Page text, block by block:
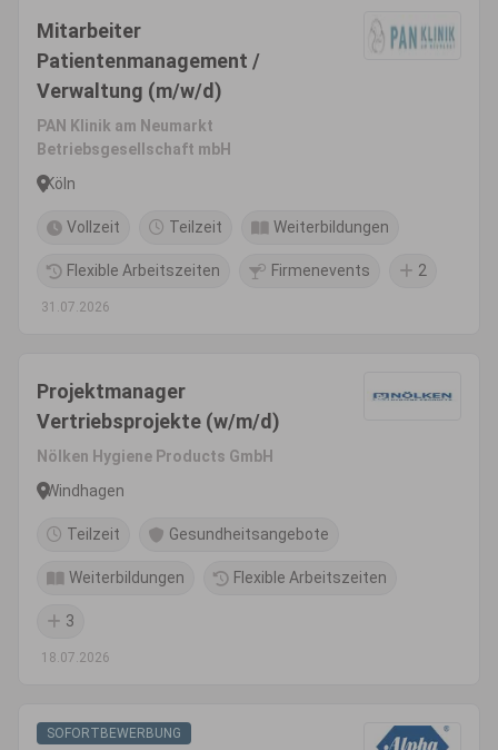
Mitarbeiter
Patientenmanagement /
Verwaltung (m/w/d)
PAN Klinik am Neumarkt
Betriebsgesellschaft mbH
Köln
Vollzeit Teilzeit Weiterbildungen
Flexible Arbeitszeiten Firmenevents 2
31.07.2026
Projektmanager
Vertriebsprojekte (w/m/d)
Nölken Hygiene Products GmbH
Windhagen
Teilzeit Gesundheitsangebote
Weiterbildungen Flexible Arbeitszeiten
3
18.07.2026
SOFORTBEWERBUNG